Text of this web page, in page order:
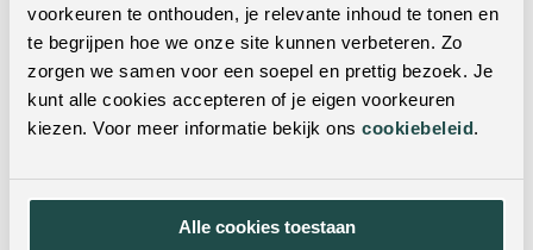
voorkeuren te onthouden, je relevante inhoud te tonen en
te begrijpen hoe we onze site kunnen verbeteren. Zo
zorgen we samen voor een soepel en prettig bezoek. Je
kunt alle cookies accepteren of je eigen voorkeuren
kiezen. Voor meer informatie bekijk ons cookiebeleid.
Alle cookies toestaan
Twijfel je nog?